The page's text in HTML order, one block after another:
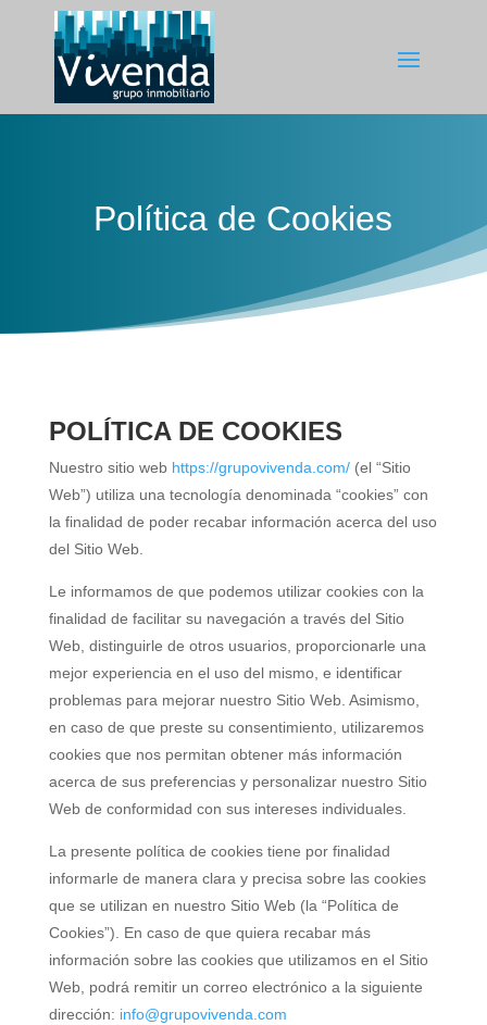
Política de Cookies
POLÍTICA DE COOKIES
Nuestro sitio web https://grupovivenda.com/(el “Sitio
Web”) utiliza una tecnología denominada “cookies” con
la finalidad de poder recabar información acerca del uso
del Sitio Web.
Le informamos de que podemos utilizar cookies con la
finalidad de facilitar su navegación a través del Sitio
Web, distinguirle de otros usuarios, proporcionarle una
mejor experiencia en el uso del mismo, e identificar
problemas para mejorar nuestro Sitio Web. Asimismo,
en caso de que preste su consentimiento, utilizaremos
cookies que nos permitan obtener más información
acerca de sus preferencias y personalizar nuestro Sitio
Web de conformidad con sus intereses individuales.
La presente política de cookies tiene por finalidad
informarle de manera clara y precisa sobre las cookies
que se utilizan en nuestro Sitio Web (la “Política de
Cookies”). En caso de que quiera recabar más
información sobre las cookies que utilizamos en el Sitio
Web, podrá remitir un correo electrónico a la siguiente
dirección: info@grupovivenda.com